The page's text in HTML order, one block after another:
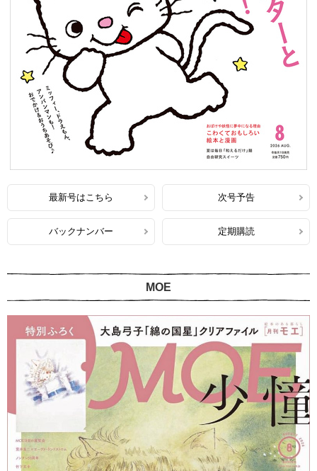
最新号はこちら 次号予告
バックナンバー 定期購読
MOE